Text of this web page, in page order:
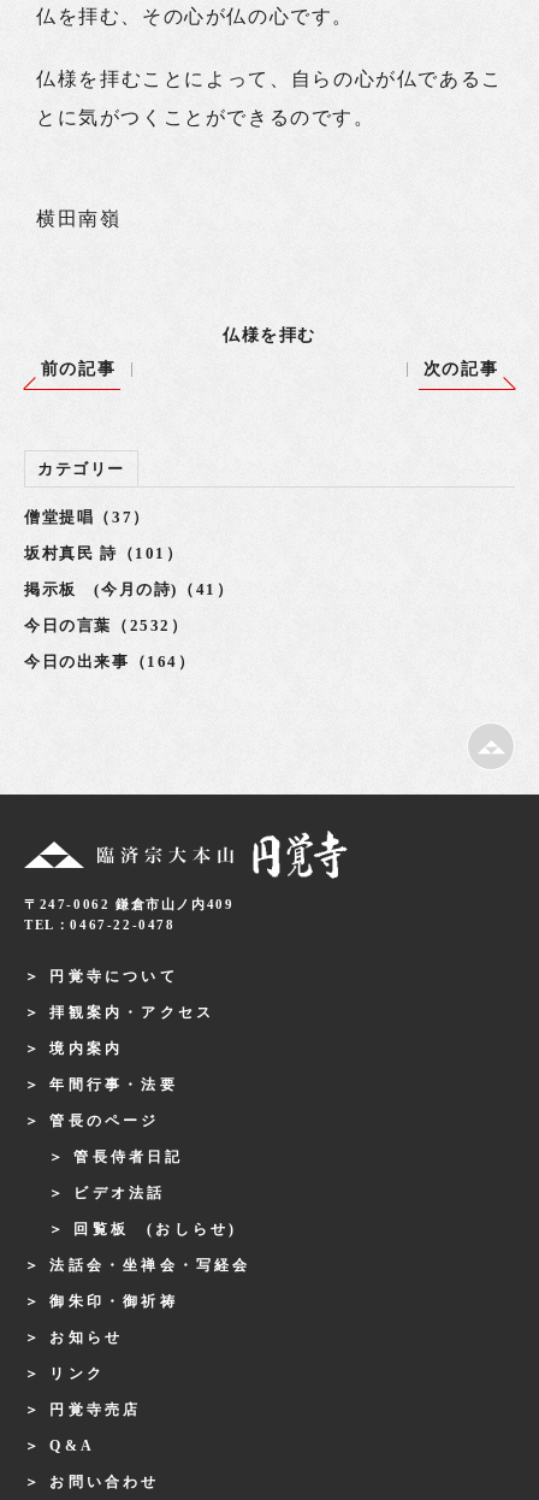
仏を拝む、その心が仏の心です。
仏様を拝むことによって、自らの心が仏であるこ
とに気がつくことができるのです。
横田南嶺
仏様を拝む
前の記事
次の記事
カテゴリー
僧堂提唱（37）
坂村真民 詩（101）
掲示板 (今月の詩)（41）
今日の言葉（2532）
今日の出来事（164）
〒247-0062 鎌倉市山ノ内409
TEL：0467-22-0478
円覚寺について
拝観案内・アクセス
境内案内
年間行事・法要
管長のページ
管長侍者日記
ビデオ法話
回覧板 (おしらせ)
法話会・坐禅会・写経会
御朱印・御祈祷
お知らせ
リンク
円覚寺売店
Q&A
お問い合わせ